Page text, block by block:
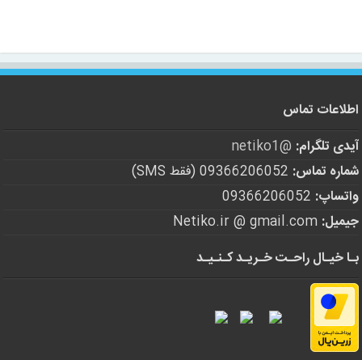
اطلاعات تماس
آیدی تلگرام: @netiko1
شماره تماس:
واتساپ:
جیمیل:
بـا خیـال راحـت خـریـد کـنـیـد